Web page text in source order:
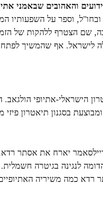
מהידועים והאהובים שבאמני
וספר על השפעותיו
המוסיקלית שלו בעודו נער בן 14 באדיס אבבה, שם
1992 עלה לישראל. אף שהמשיך
הישראלי-אתיופי
בסגנון תיאטרון פיזי
יארח את אסתר
לנגינה בגיטרה
רדא כמה משיריה